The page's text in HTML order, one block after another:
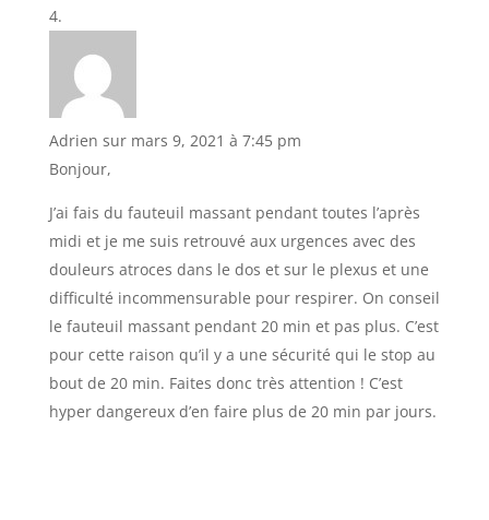
Adrien sur mars 9, 2021 à 7:45 pm
Bonjour,
J’ai fais du fauteuil massant pendant toutes l’après
midi et je me suis retrouvé aux urgences avec des
douleurs atroces dans le dos et sur le plexus et une
difficulté incommensurable pour respirer. On conseil
le fauteuil massant pendant 20 min et pas plus. C’est
pour cette raison qu’il y a une sécurité qui le stop au
bout de 20 min. Faites donc très attention ! C’est
hyper dangereux d’en faire plus de 20 min par jours.